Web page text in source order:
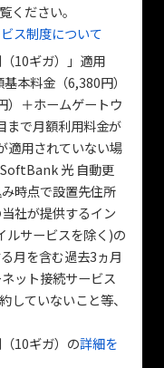
ください。
ス制度について
10ギガ）」適用
本料金（6,380円）
）＋ホームゲートウ
まで月額利用料金が
適用されていない場
光 自動更
時点で設置先住所
社が提供するイン
ルサービスを除く)の
月を含む過去3ヵ月
ット接続サービス
していないこと等、
10ギガ）の詳細を